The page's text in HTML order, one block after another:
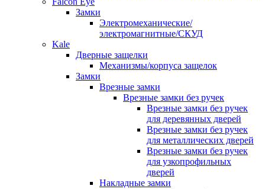
Замки
Электромеханические/
электромагнитные/СКУД
Kale
Дверные защелки
Механизмы/корпуса защелок
Замки
Врезные замки
Врезные замки без ручек
Врезные замки без ручек
для деревянных дверей
Врезные замки без ручек
для металлических дверей
Врезные замки без ручек
для узкопрофильных
дверей
Накладные замки